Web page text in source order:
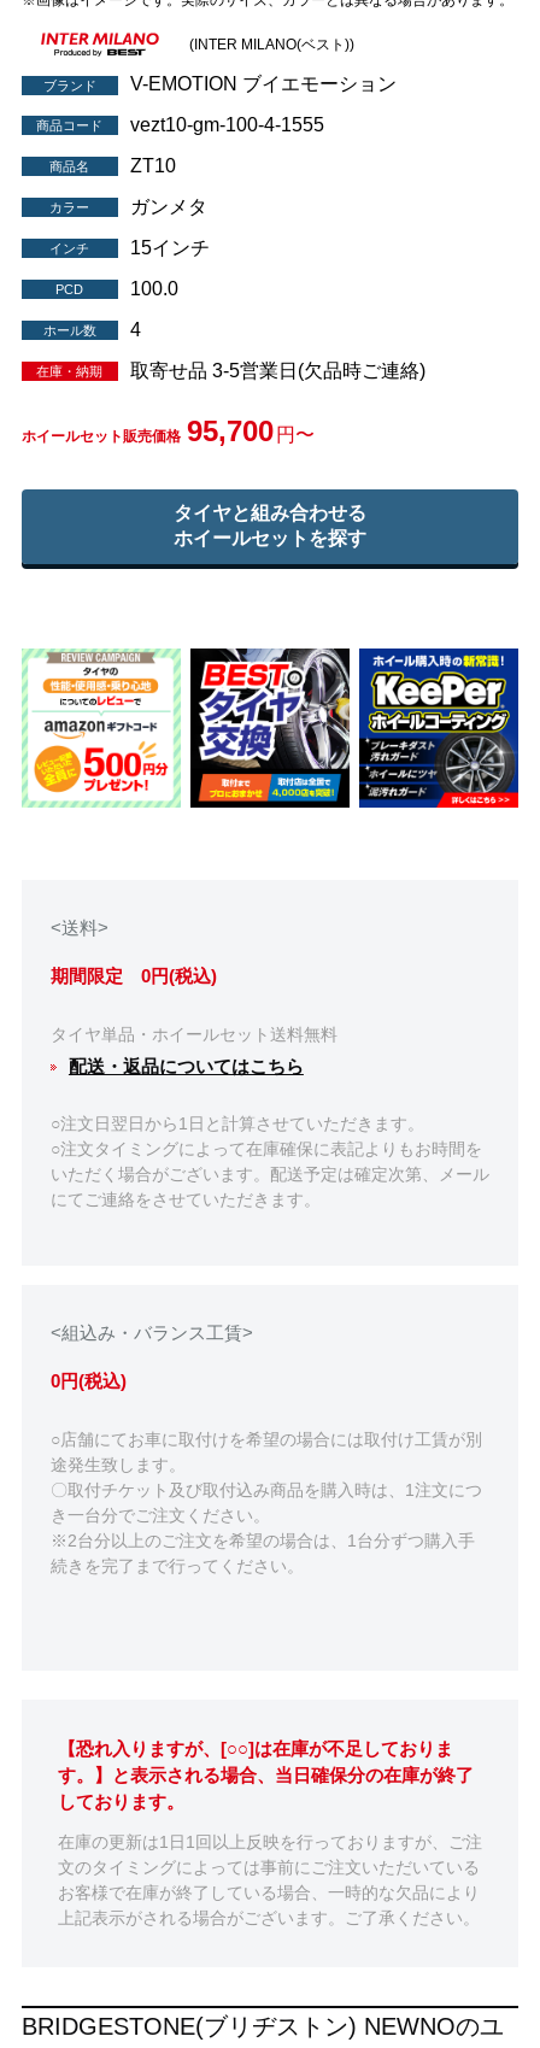
(INTER MILANO(ベスト))
ブランド V-EMOTION ブイエモーション
商品コード vezt10-gm-100-4-1555
商品名 ZT10
カラー ガンメタ
インチ 15インチ
PCD 100.0
ホール数 4
在庫・納期 取寄せ品 3-5営業日(欠品時ご連絡)
ホイールセット販売価格 95,700 円〜
タイヤと組み合わせる
ホイールセットを探す
<送料>
期間限定 0円(税込)
タイヤ単品・ホイールセット送料無料
配送・返品についてはこちら
○注文日翌日から1日と計算させていただきます。
○注文タイミングによって在庫確保に表記よりもお時間を
いただく場合がございます。配送予定は確定次第、メール
にてご連絡をさせていただきます。
<組込み・バランス工賃>
0円(税込)
○店舗にてお車に取付けを希望の場合には取付け工賃が別
途発生致します。
〇取付チケット及び取付込み商品を購入時は、1注文につ
き一台分でご注文ください。
※2台分以上のご注文を希望の場合は、1台分ずつ購入手
続きを完了まで行ってください。
【恐れ入りますが、[○○]は在庫が不足しておりま
す。】と表示される場合、当日確保分の在庫が終了
しております。
在庫の更新は1日1回以上反映を行っておりますが、ご注
文のタイミングによっては事前にご注文いただいている
お客様で在庫が終了している場合、一時的な欠品により
上記表示がされる場合がございます。ご了承ください。
BRIDGESTONE(ブリヂストン) NEWNOのユ